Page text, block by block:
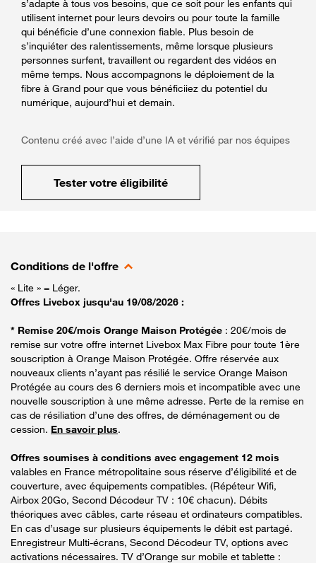
s’adapte à tous vos besoins, que ce soit pour les enfants qui
utilisent internet pour leurs devoirs ou pour toute la famille
qui bénéficie d’une connexion fiable. Plus besoin de
s’inquiéter des ralentissements, même lorsque plusieurs
personnes surfent, travaillent ou regardent des vidéos en
même temps. Nous accompagnons le déploiement de la
fibre à Grand pour que vous bénéficiiez du potentiel du
numérique, aujourd’hui et demain.
Contenu créé avec l’aide d’une IA et vérifié par nos équipes
Tester votre éligibilité
Conditions de l'offre
« Lite » = Léger.
Offres Livebox jusqu'au 19/08/2026 :
* Remise 20€/mois Orange Maison Protégée : 20€/mois de
remise sur votre offre internet Livebox Max Fibre pour toute 1ère
souscription à Orange Maison Protégée. Offre réservée aux
nouveaux clients n’ayant pas résilié le service Orange Maison
Protégée au cours des 6 derniers mois et incompatible avec une
nouvelle souscription à une même adresse. Perte de la remise en
cas de résiliation d’une des offres, de déménagement ou de
cession. En savoir plus.
Offres soumises à conditions avec engagement 12 mois
valables en France métropolitaine sous réserve d’éligibilité et de
couverture, avec équipements compatibles. (Répéteur Wifi,
Airbox 20Go, Second Décodeur TV : 10€ chacun). Débits
théoriques avec câbles, carte réseau et ordinateurs compatibles.
En cas d’usage sur plusieurs équipements le débit est partagé.
Enregistreur Multi-écrans, Second Décodeur TV, options avec
activations nécessaires. TV d’Orange sur mobile et tablette :